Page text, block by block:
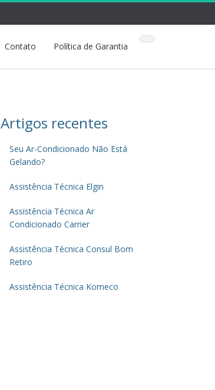
Contato Política de Garantia
Artigos recentes
Seu Ar-Condicionado Não Está
Gelando?
Assistência Técnica Elgin
Assistência Técnica Ar
Condicionado Carrier
Assistência Técnica Consul Bom
Retiro
Assistência Técnica Komeco